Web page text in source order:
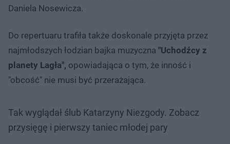
Daniela Nosewicza.
Do repertuaru trafiła także doskonale przyjęta przez
najmłodszych łodzian bajka muzyczna "Uchodźcy z
planety Lagła", opowiadająca o tym, że inność i
"obcość" nie musi być przerażająca.
Tak wyglądał ślub Katarzyny Niezgody. Zobacz
przysięgę i pierwszy taniec młodej pary